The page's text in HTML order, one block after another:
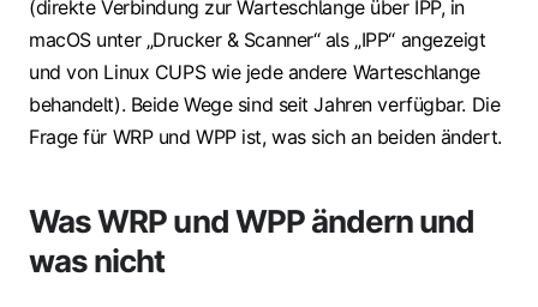
(direkte Verbindung zur Warteschlange über IPP, in
macOS unter „Drucker & Scanner“ als „IPP“ angezeigt
und von Linux CUPS wie jede andere Warteschlange
behandelt). Beide Wege sind seit Jahren verfügbar. Die
Frage für WRP und WPP ist, was sich an beiden ändert.
Was WRP und WPP ändern und
was nicht